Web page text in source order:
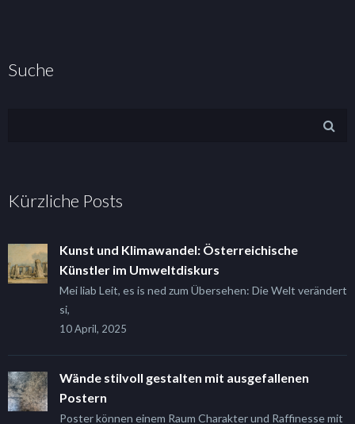
Suche
Kürzliche Posts
Kunst und Klimawandel: Österreichische
Künstler im Umweltdiskurs
Mei liab Leit, es is ned zum Übersehen: Die Welt verändert
si,
10 April, 2025
Wände stilvoll gestalten mit ausgefallenen
Postern
Poster können einem Raum Charakter und Raffinesse mit